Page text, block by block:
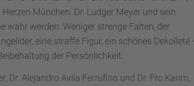
München. Dr. Ludger Meyer und sein
wahr werden: Weniger strenge Falten, der
eine straffe Figur, ein schönes Dekol­leté
der Persön­lich­keit.
Dr. Alejan­dro Avila Ferru­fino und Dr. Fro Karim,